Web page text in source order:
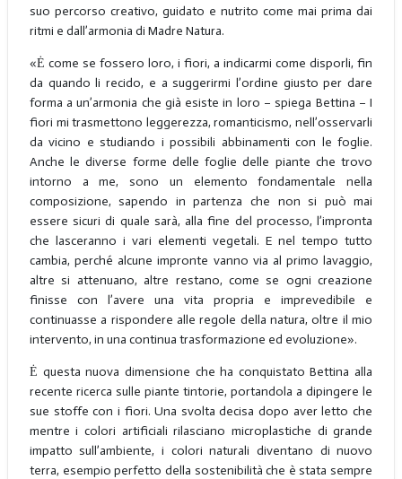
suo percorso creativo, guidato e nutrito come mai prima dai
ritmi e dall’armonia di Madre Natura.
«Ė come se fossero loro, i fiori, a indicarmi come disporli, fin
da quando li recido, e a suggerirmi l’ordine giusto per dare
forma a un’armonia che già esiste in loro – spiega Bettina – I
fiori mi trasmettono leggerezza, romanticismo, nell’osservarli
da vicino e studiando i possibili abbinamenti con le foglie.
Anche le diverse forme delle foglie delle piante che trovo
intorno a me, sono un elemento fondamentale nella
composizione, sapendo in partenza che non si può mai
essere sicuri di quale sarà, alla fine del processo, l’impronta
che lasceranno i vari elementi vegetali. E nel tempo tutto
cambia, perché alcune impronte vanno via al primo lavaggio,
altre si attenuano, altre restano, come se ogni creazione
finisse con l’avere una vita propria e imprevedibile e
continuasse a rispondere alle regole della natura, oltre il mio
intervento, in una continua trasformazione ed evoluzione».
Ė questa nuova dimensione che ha conquistato Bettina alla
recente ricerca sulle piante tintorie, portandola a dipingere le
sue stoffe con i fiori. Una svolta decisa dopo aver letto che
mentre i colori artificiali rilasciano microplastiche di grande
impatto sull’ambiente, i colori naturali diventano di nuovo
terra, esempio perfetto della sostenibilità che è stata sempre